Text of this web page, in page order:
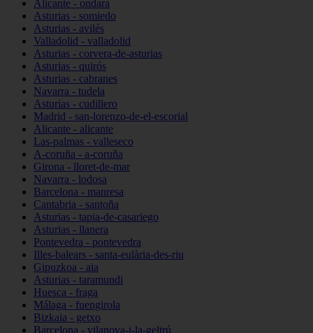
Alicante - ondara
Asturias - somiedo
Asturias - avilés
Valladolid - valladolid
Asturias - corvera-de-asturias
Asturias - quirós
Asturias - cabranes
Navarra - tudela
Asturias - cudillero
Madrid - san-lorenzo-de-el-escorial
Alicante - alicante
Las-palmas - valleseco
A-coruña - a-coruña
Girona - lloret-de-mar
Navarra - lodosa
Barcelona - manresa
Cantabria - santoña
Asturias - tapia-de-casariego
Asturias - llanera
Pontevedra - pontevedra
Illes-balears - santa-eulària-des-riu
Gipuzkoa - aia
Asturias - taramundi
Huesca - fraga
Málaga - fuengirola
Bizkaia - getxo
Barcelona - vilanova-i-la-geltrú